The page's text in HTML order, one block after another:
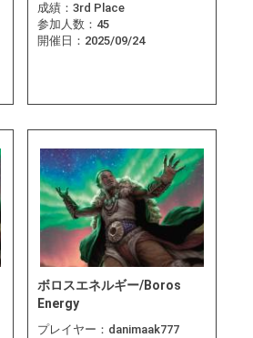
成績： 3rd Place
参加人数： 45
開催日： 2025/09/24
ボロスエネルギー/Boros
Energy
プレイヤー： danimaak777